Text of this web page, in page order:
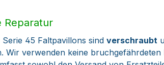
Reparatur
Serie 45 Faltpavillons sindverschraubt
Wir verwenden keine bruchgefährdeten